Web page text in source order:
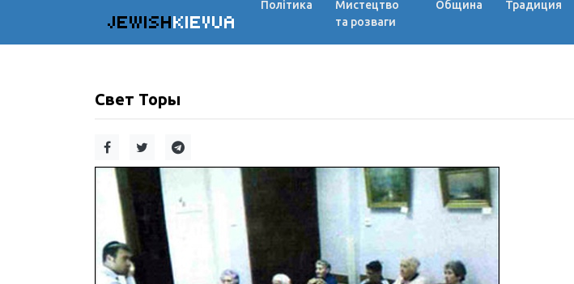
JEWISHKIEVUA
Політика
Мистецтво
та розваги
Община Традиция
Свет Торы